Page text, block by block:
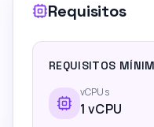
Requisitos
REQUISITOS
vCPUs
1 vCPU